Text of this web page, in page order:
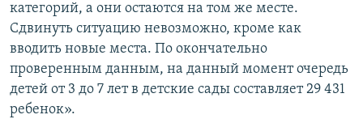
категорий, а они остаются на том же месте.
Сдвинуть ситуацию невозможно, кроме как
вводить новые места. По окончательно
проверенным данным, на данный момент очередь
детей от 3 до 7 лет в детские сады составляет 29 431
ребенок».